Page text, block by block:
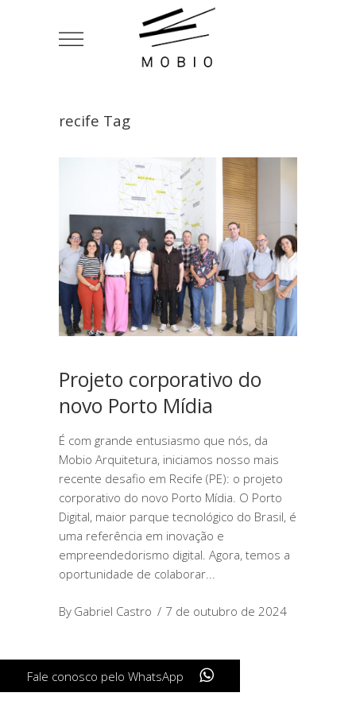
Fale conosco pelo WhatsApp
recife Tag
Projeto corporativo do
novo Porto Mídia
É com grande entusiasmo que nós, da
Mobio Arquitetura, iniciamos nosso mais
recente desafio em Recife (PE): o projeto
corporativo do novo Porto Mídia. O Porto
Digital, maior parque tecnológico do Brasil, é
uma referência em inovação e
empreendedorismo digital. Agora, temos a
oportunidade de colaborar
By Gabriel Castro 7 de outubro de 2024